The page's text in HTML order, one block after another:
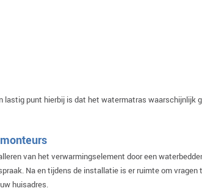
punt hierbij is dat het watermatras waarschijnlijk
van het verwarmingselement door een
Na en tijdens de installatie is er ruimte om
huisadres.